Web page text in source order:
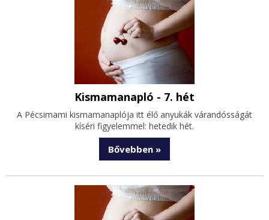
Kismamanapló - 7. hét
A Pécsimami kismamanaplója itt élő anyukák várandósságát
kíséri figyelemmel: hetedik hét.
Bővebben »